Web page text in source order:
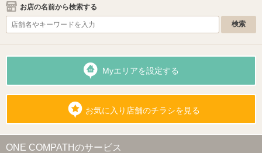
お店の名前から検索する
Myエリアを設定する
お気に入り店舗のチラシを見る
ONE COMPATHのサービス